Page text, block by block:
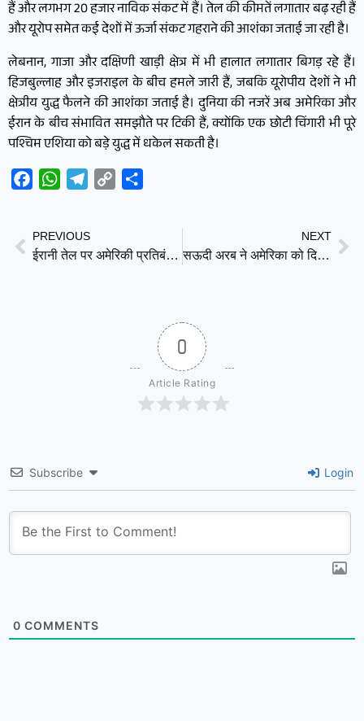
हैं और लगभग 20 हजार नाविक संकट में हैं। तेल की कीमतें लगातार बढ़ रही हैं
और यूरोप समेत कई देशों में ऊर्जा संकट गहराने की आशंका जताई जा रही है।
लेबनान, गाजा और दक्षिणी खाड़ी क्षेत्र में भी हालात लगातार बिगड़ रहे हैं।
हिजबुल्लाह और इजराइल के बीच हमले जारी हैं, जबकि यूरोपीय देशों ने भी
क्षेत्रीय युद्ध फैलने की आशंका जताई है। दुनिया की नजरें अब अमेरिका और
ईरान के बीच संभावित समझौते पर टिकी हैं, क्योंकि एक छोटी चिंगारी भी पूरे
पश्चिम एशिया को बड़े युद्ध में धकेल सकती है।
FacebookWhatsAppTelegram
Copy
PREVIOUS
ईरानी तेल पर अमेरिकी प्रतिबंधों को चीन ने दिखाया ठेंगा, कंपनियों से कहा- US प्रतिबंधों को करो नजरअंदाज
NEXT
सऊदी अरब ने अमेरिका को दिखाया दम! ‘प्रोजेक्ट फ्रीडम’ पर लगा ब्रेक, ट्रम्प को पीछे हटना पड़ा
0
Article Rating
Subscribe Login
0 COMMENTS